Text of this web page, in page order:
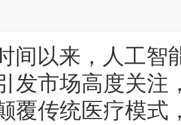
间以来，人工智
发市场高度关注
覆传统医疗模式